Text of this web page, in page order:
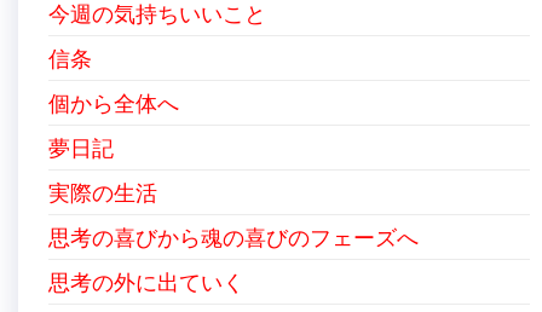
今週の気持ちいいこと
信条
個から全体へ
夢日記
実際の生活
思考の喜びから魂の喜びのフェーズへ
思考の外に出ていく